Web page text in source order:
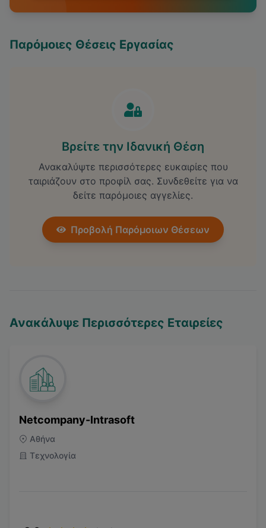
Παρόμοιες Θέσεις Εργασίας
Βρείτε την Ιδανική Θέση
Ανακαλύψτε περισσότερες ευκαιρίες που
ταιριάζουν στο προφίλ σας. Συνδεθείτε για να
δείτε παρόμοιες αγγελίες.
Προβολή Παρόμοιων Θέσεων
Ανακάλυψε Περισσότερες Εταιρείες
Netcompany-Intrasoft
Αθήνα
Τεχνολογία